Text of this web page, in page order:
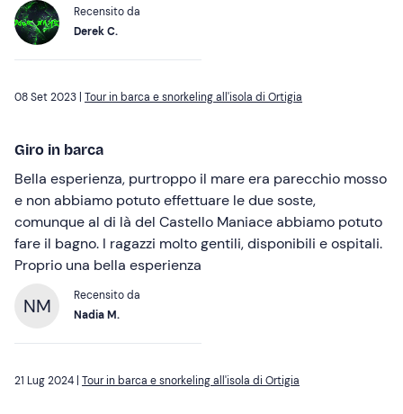
Recensito da
Derek C.
08 Set 2023 | Tour in barca e snorkeling all'isola di Ortigia
Giro in barca
Bella esperienza, purtroppo il mare era parecchio mosso
e non abbiamo potuto effettuare le due soste,
comunque al di là del Castello Maniace abbiamo potuto
fare il bagno. I ragazzi molto gentili, disponibili e ospitali.
Proprio una bella esperienza
NM
Recensito da
Nadia M.
21 Lug 2024 | Tour in barca e snorkeling all'isola di Ortigia